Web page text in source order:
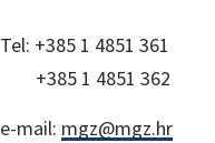
Tel: +385 1 4851 361
+385 1 4851 362
e-mail: mgz@mgz.hr